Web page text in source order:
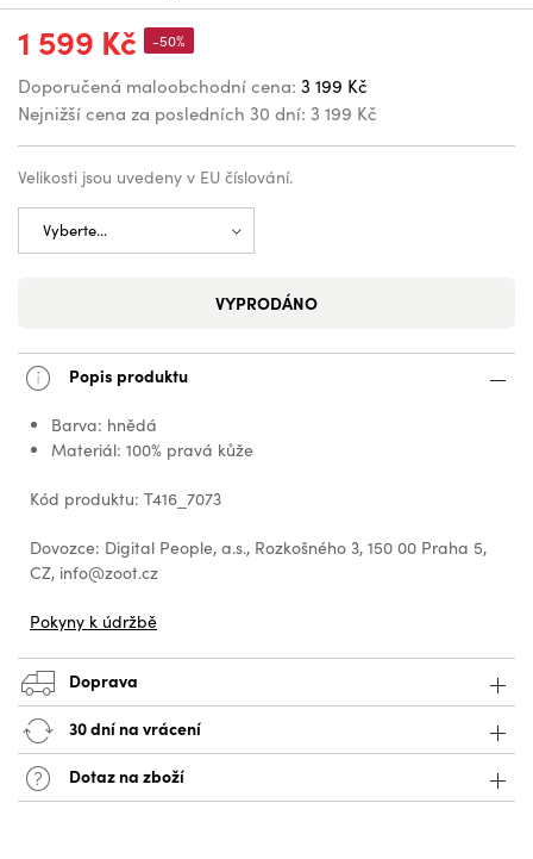
1 599 Kč -50%
Doporučená maloobchodní cena: 3 199 Kč
Nejnižší cena za posledních 30 dní: 3 199 Kč
Velikosti jsou uvedeny v EU číslování.
VYPRODÁNO
Popis produktu
Barva: hnědá
Materiál: 100% pravá kůže
Kód produktu: T416_7073
Dovozce: Digital People, a.s., Rozkošného 3, 150 00 Praha 5,
CZ, info@zoot.cz
Pokyny k údržbě
Doprava
30 dní na vrácení
Dotaz na zboží